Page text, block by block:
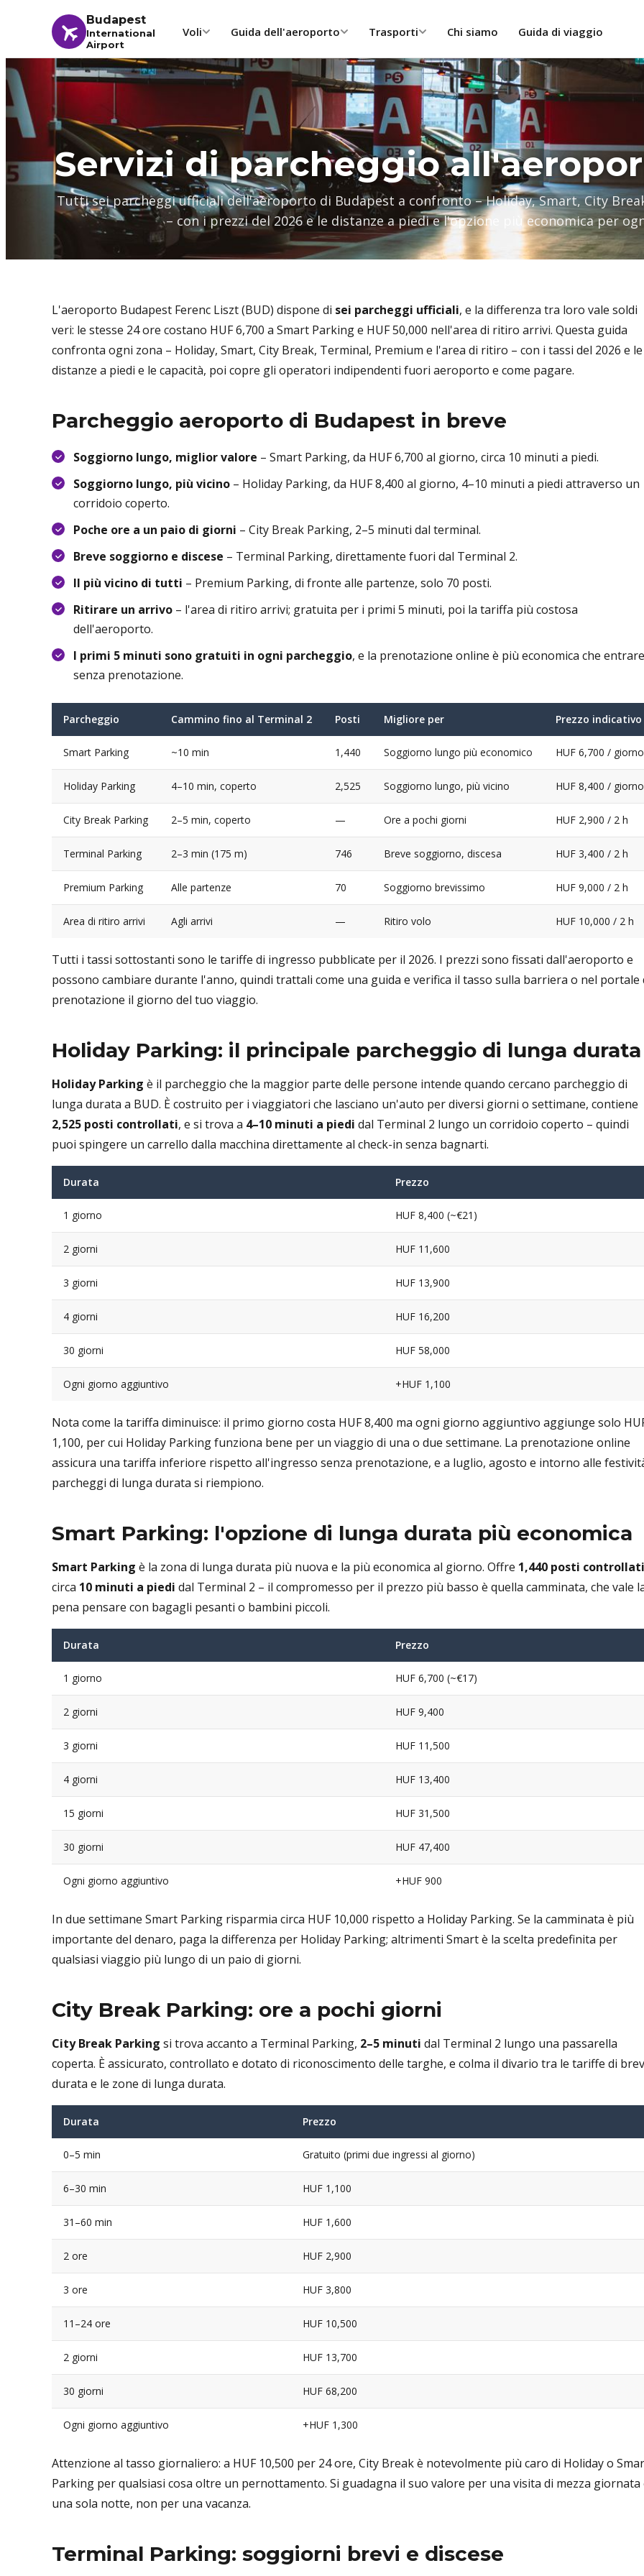
Budapest
International
Airport
Voli Guida dell'aeroporto Trasporti Chi siamo Guida di viaggio
Servizi di parcheggio
Tutti sei parcheggi ufficiali dell'aeroporto di Budapest a confronto – Holiday, Smart, City
– con i prezzi del 2026 e le distanze a piedi e l'opzione più economica per
L'aeroporto Budapest Ferenc Liszt (BUD) dispone di sei parcheggi ufficiali, e la differenza tra loro vale soldi
veri: le stesse 24 ore costano HUF 6,700 a Smart Parking e HUF 50,000 nell'area di ritiro arrivi. Questa guida
confronta ogni zona – Holiday, Smart, City Break, Terminal, Premium e l'area di ritiro – con i tassi del 2026 e le
distanze a piedi e le capacità, poi copre gli operatori indipendenti fuori aeroporto e come pagare.
Parcheggio aeroporto di Budapest in breve
Soggiorno lungo, miglior valore – Smart Parking, da HUF 6,700 al giorno, circa 10 minuti a piedi.
Soggiorno lungo, più vicino – Holiday Parking, da HUF 8,400 al giorno, 4–10 minuti a piedi attraverso un
corridoio coperto.
Poche ore a un paio di giorni – City Break Parking, 2–5 minuti dal terminal.
Breve soggiorno e discese – Terminal Parking, direttamente fuori dal Terminal 2.
Il più vicino di tutti – Premium Parking, di fronte alle partenze, solo 70 posti.
Ritirare un arrivo – l'area di ritiro arrivi; gratuita per i primi 5 minuti, poi la tariffa più costosa
dell'aeroporto.
I primi 5 minuti sono gratuiti in ogni parcheggio, e la prenotazione online è più economica che entrare
senza prenotazione.
Parcheggio Cammino fino al Terminal 2 Posti Migliore per Prezzo indicativo
Smart Parking ~10 min 1,440 Soggiorno lungo più economico HUF 6,700 / giorno
Holiday Parking 4–10 min, coperto 2,525 Soggiorno lungo, più vicino HUF 8,400 / giorno
City Break Parking 2–5 min, coperto — Ore a pochi giorni HUF 2,900 / 2 h
Terminal Parking 2–3 min (175 m) 746 Breve soggiorno, discesa HUF 3,400 / 2 h
Premium Parking Alle partenze 70 Soggiorno brevissimo HUF 9,000 / 2 h
Area di ritiro arrivi Agli arrivi — Ritiro volo HUF 10,000 / 2 h
Tutti i tassi sottostanti sono le tariffe di ingresso pubblicate per il 2026. I prezzi sono fissati dall'aeroporto e
possono cambiare durante l'anno, quindi trattali come una guida e verifica il tasso sulla barriera o nel portale
prenotazione il giorno del tuo viaggio.
Holiday Parking: il principale parcheggio di lunga durata
Holiday Parking è il parcheggio che la maggior parte delle persone intende quando cercano parcheggio di
lunga durata a BUD. È costruito per i viaggiatori che lasciano un'auto per diversi giorni o settimane, contiene
2,525 posti controllati, e si trova a 4–10 minuti a piedi dal Terminal 2 lungo un corridoio coperto – quindi
puoi spingere un carrello dalla macchina direttamente al check-in senza bagnarti.
Durata Prezzo
1 giorno HUF 8,400 (~€21)
2 giorni HUF 11,600
3 giorni HUF 13,900
4 giorni HUF 16,200
30 giorni HUF 58,000
Ogni giorno aggiuntivo +HUF 1,100
Nota come la tariffa diminuisce: il primo giorno costa HUF 8,400 ma ogni giorno aggiuntivo aggiunge solo
1,100, per cui Holiday Parking funziona bene per un viaggio di una o due settimane. La prenotazione online
assicura una tariffa inferiore rispetto all'ingresso senza prenotazione, e a luglio, agosto e intorno alle
parcheggi di lunga durata si riempiono.
Smart Parking: l'opzione di lunga durata più economica
Smart Parking è la zona di lunga durata più nuova e la più economica al giorno. Offre 1,440 posti controllati
circa 10 minuti a piedi dal Terminal 2 – il compromesso per il prezzo più basso è quella camminata, che vale
pena pensare con bagagli pesanti o bambini piccoli.
Durata Prezzo
1 giorno HUF 6,700 (~€17)
2 giorni HUF 9,400
3 giorni HUF 11,500
4 giorni HUF 13,400
15 giorni HUF 31,500
30 giorni HUF 47,400
Ogni giorno aggiuntivo +HUF 900
In due settimane Smart Parking risparmia circa HUF 10,000 rispetto a Holiday Parking. Se la camminata è più
importante del denaro, paga la differenza per Holiday Parking; altrimenti Smart è la scelta predefinita per
qualsiasi viaggio più lungo di un paio di giorni.
City Break Parking: ore a pochi giorni
City Break Parking si trova accanto a Terminal Parking, 2–5 minuti dal Terminal 2 lungo una passarella
coperta. È assicurato, controllato e dotato di riconoscimento delle targhe, e colma il divario tra le tariffe di
durata e le zone di lunga durata.
Durata Prezzo
0–5 min Gratuito (primi due ingressi al giorno)
6–30 min HUF 1,100
31–60 min HUF 1,600
2 ore HUF 2,900
3 ore HUF 3,800
11–24 ore HUF 10,500
2 giorni HUF 13,700
30 giorni HUF 68,200
Ogni giorno aggiuntivo +HUF 1,300
Attenzione al tasso giornaliero: a HUF 10,500 per 24 ore, City Break è notevolmente più caro di Holiday o
Parking per qualsiasi cosa oltre un pernottamento. Si guadagna il suo valore per una visita di mezza giornata
una sola notte, non per una vacanza.
Terminal Parking: soggiorni brevi e discese